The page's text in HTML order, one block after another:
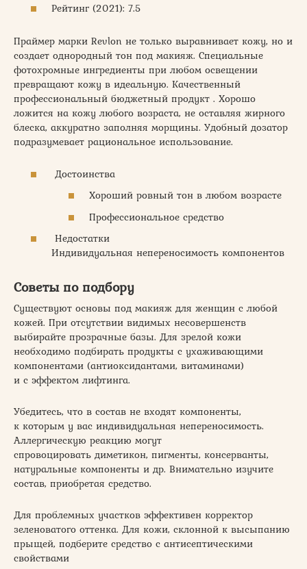
Рейтинг (2021): 7.5
Праймер марки Revlon не только выравнивает кожу, но и
создает однородный тон под макияж. Специальные
фотохромные ингредиенты при любом освещении
превращают кожу в идеальную. Качественный
профессиональный бюджетный продукт . Хорошо
ложится на кожу любого возраста, не оставляя жирного
блеска, аккуратно заполняя морщины. Удобный дозатор
подразумевает рациональное использование.
Достоинства
Хороший ровный тон в любом возрасте
Профессиональное средство
Недостатки
Индивидуальная непереносимость компонентов
Советы по подбору
Существуют основы под макияж для женщин с любой
кожей. При отсутствии видимых несовершенств
выбирайте прозрачные базы. Для зрелой кожи
необходимо подбирать продукты с ухаживающими
компонентами (антиоксидантами, витаминами)
и с эффектом лифтинга.
Убедитесь, что в состав не входят компоненты,
к которым у вас индивидуальная непереносимость.
Аллергическую реакцию могут
спровоцировать диметикон, пигменты, консерванты,
натуральные компоненты и др. Внимательно изучите
состав, приобретая средство.
Для проблемных участков эффективен корректор
зеленоватого оттенка. Для кожи, склонной к высыпанию
прыщей, подберите средство с антисептическими
свойствами